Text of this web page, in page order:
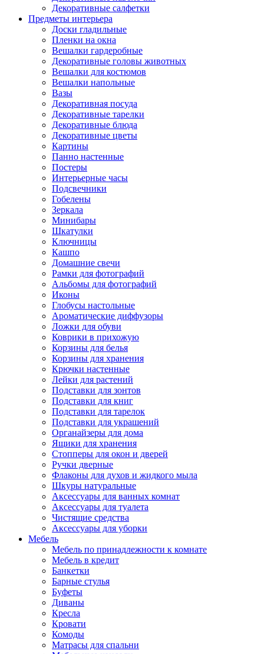
Декоративные салфетки
Предметы интерьера
Доски гладильные
Пленки на окна
Вешалки гардеробные
Декоративные головы животных
Вешалки для костюмов
Вешалки напольные
Вазы
Декоративная посуда
Декоративные тарелки
Декоративные блюда
Декоративные цветы
Картины
Панно настенные
Постеры
Интерьерные часы
Подсвечники
Гобелены
Зеркала
Минибары
Шкатулки
Ключницы
Кашпо
Домашние свечи
Рамки для фотографий
Альбомы для фотографий
Иконы
Глобусы настольные
Ароматические диффузоры
Ложки для обуви
Коврики в прихожую
Корзины для белья
Корзины для хранения
Крючки настенные
Лейки для растений
Подставки для зонтов
Подставки для книг
Подставки для тарелок
Подставки для украшений
Органайзеры для дома
Ящики для хранения
Стопперы для окон и дверей
Ручки дверные
Флаконы для духов и жидкого мыла
Шкуры натуральные
Аксессуары для ванных комнат
Аксессуары для туалета
Чистящие средства
Аксессуары для уборки
Мебель
Мебель по принадлежности к комнате
Мебель в кредит
Банкетки
Барные стулья
Буфеты
Диваны
Кресла
Кровати
Комоды
Матрасы для спальни